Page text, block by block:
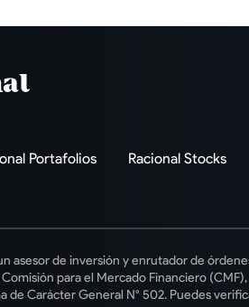
Portafolios Racional Stocks
asesor de inversión y enrutador de
para el Mercado Financiero
de Carácter General N° 502. Puedes